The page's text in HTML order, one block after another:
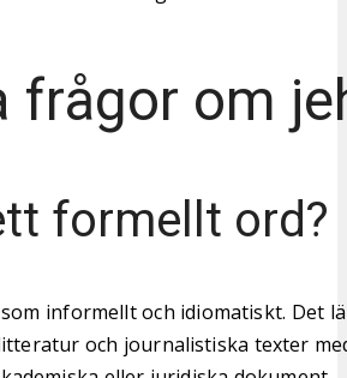
frågor om
formellt ord?
informellt och idiomatiskt. Det
och journalistiska texter